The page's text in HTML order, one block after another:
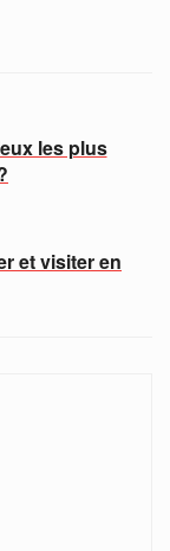
les plus
et visiter en